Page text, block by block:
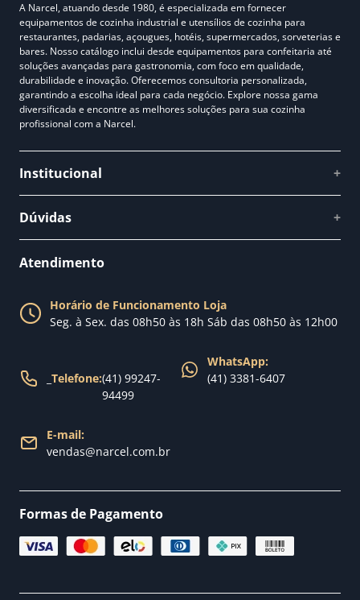
A Narcel, atuando desde 1980, é especializada em fornecer
equipamentos de cozinha industrial e utensílios de cozinha para
restaurantes, padarias, açougues, hotéis, supermercados, sorveterias e
bares. Nosso catálogo inclui desde equipamentos para confeitaria até
soluções avançadas para gastronomia, com foco em qualidade,
durabilidade e inovação. Oferecemos consultoria personalizada,
garantindo a escolha ideal para cada negócio. Explore nossa gama
diversificada e encontre as melhores soluções para sua cozinha
profissional com a Narcel.
Institucional +
Fale conosco
Nossa loja
Dúvidas +
Política de Trocas
Política de Entrega
Atendimento
Horário de Funcionamento Loja
Seg. à Sex. das 08h50 às 18h Sáb das 08h50 às 12h00
Telefone:(41) 99247-
94499
WhatsApp:
(41) 3381-6407
E-mail:
vendas@narcel.com.br
Formas de Pagamento